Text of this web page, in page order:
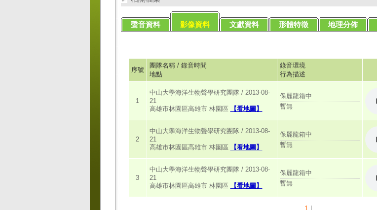
聲音資料 影像資料 文獻資料 形體特徵 地理分佈
序號
團隊名稱 / 錄音時間
地點
錄音環境
行為描述
1
中山大學海洋生物聲學研究團隊 / 2013-08-
21
高雄市林園區高雄市 林園區
【看地圖】
保麗龍箱中
暫無
2
中山大學海洋生物聲學研究團隊 / 2013-08-
21
高雄市林園區高雄市 林園區
【看地圖】
保麗龍箱中
暫無
3
中山大學海洋生物聲學研究團隊 / 2013-08-
21
高雄市林園區高雄市 林園區
【看地圖】
保麗龍箱中
暫無
1